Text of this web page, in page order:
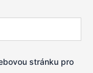
stránku pro